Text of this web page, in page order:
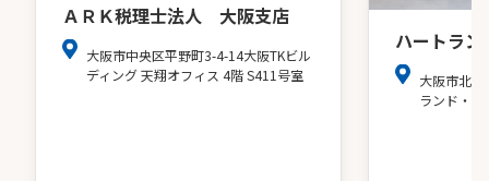
ＡＲＫ税理士法人 大阪支店
大阪市中央区平野町3-4-14大阪TKビル
ディング 天翔オフィス 4階 S411号室
ハートラ
大阪市北
ランド・